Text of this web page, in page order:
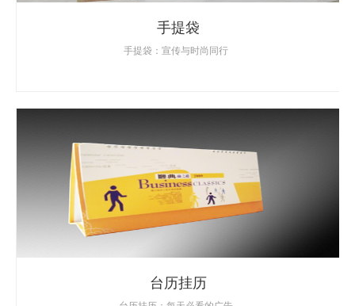
手提袋
手提袋：宣传与时尚同行
台历挂历